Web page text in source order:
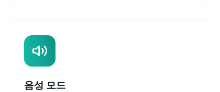
음성 모드